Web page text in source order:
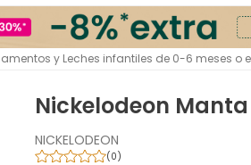
y Leches infantiles de 0-6 meses o
Nickelodeon
NICKELODEON
(0)